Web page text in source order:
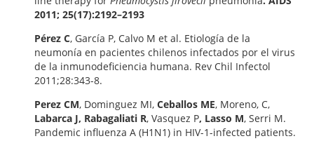
2011; 25(17):2192–2193
Pérez C, García P, Calvo M et al. Etiología de la
neumonía en pacientes chilenos infectados por el virus
de la inmunodeficiencia humana. Rev Chil Infectol
2011;28:343-8.
Perez CM, Dominguez MI, Ceballos ME, Moreno, C,
Labarca J, Rabagaliati R, Vasquez P, Lasso M, Serri M.
Pandemic influenza A (H1N1) in HIV-1-infected patients.